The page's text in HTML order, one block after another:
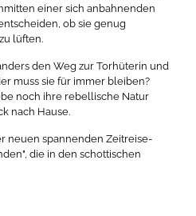
einer sich anbahnenden
ob sie genug
lüften.
den Weg zur Torhüterin und
muss sie für immer bleiben?
noch ihre rebellische Natur
nach Hause.
neuen spannenden Zeitreise-
die in den schottischen